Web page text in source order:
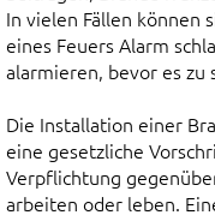
In vielen Fällen können
eines Feuers Alarm
alarmieren, bevor es zu
Die Installation einer
eine gesetzliche
Verpflichtung
arbeiten oder leben.